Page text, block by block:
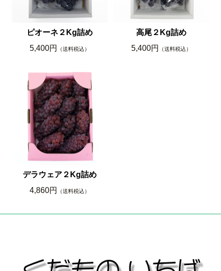
ピオーネ２Kg詰め
5,400円
（送料税込）
高尾２Kg詰め
5,400円
（送料税込）
デラウェア２Kg詰め
4,860円
（送料税込）